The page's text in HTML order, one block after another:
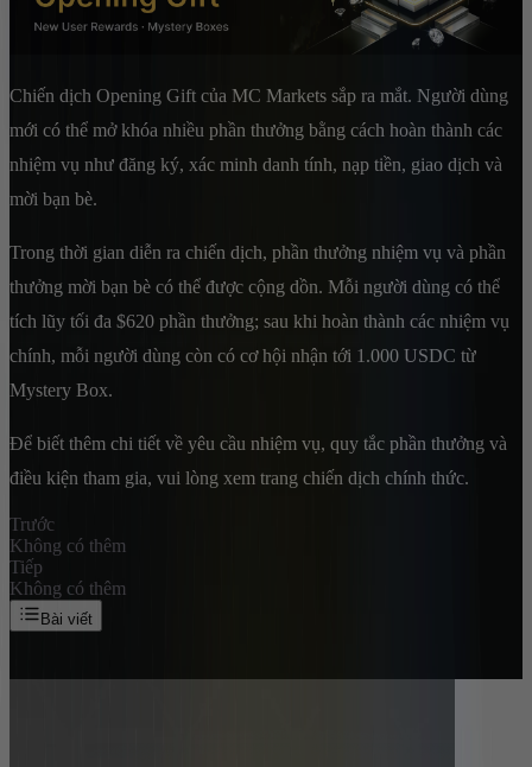
Chiến dịch Opening Gift của MC Markets sắp ra mắt. Người dùng
mới có thể mở khóa nhiều phần thưởng bằng cách hoàn thành các
nhiệm vụ như đăng ký, xác minh danh tính, nạp tiền, giao dịch và
mời bạn bè.
Trong thời gian diễn ra chiến dịch, phần thưởng nhiệm vụ và phần
thưởng mời bạn bè có thể được cộng dồn. Mỗi người dùng có thể
tích lũy tối đa $620 phần thưởng; sau khi hoàn thành các nhiệm vụ
chính, mỗi người dùng còn có cơ hội nhận tới 1.000 USDC từ
Mystery Box.
Để biết thêm chi tiết về yêu cầu nhiệm vụ, quy tắc phần thưởng và
điều kiện tham gia, vui lòng xem trang chiến dịch chính thức.
Trước
Không có thêm
Tiếp
Không có thêm
Bài viết